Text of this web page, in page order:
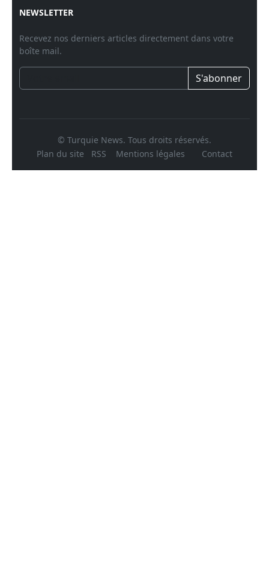
NEWSLETTER
Recevez nos derniers articles directement dans votre
boîte mail.
S'abonner
© Turquie News. Tous droits réservés.
Plan du site
RSS Mentions légales Contact